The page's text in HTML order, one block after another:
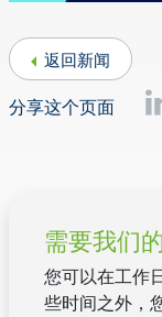
返回新闻
分享这个页面
需要我们
您可以在工作
些时间之外，